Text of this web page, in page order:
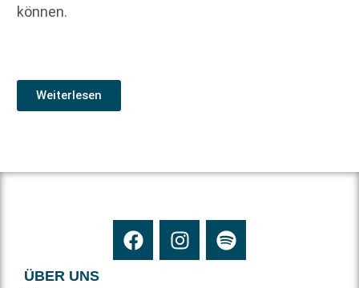
können.
Weiterlesen
ÜBER UNS